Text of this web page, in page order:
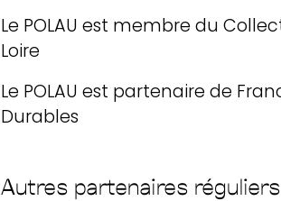
Le POLAU est membre du
Loire
Le POLAU est partenaire de
Durables
Autres partenaires réguliers
projet, équipe
urbanisme